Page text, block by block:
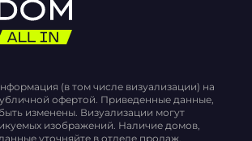
(в том числе визуализации) на
офертой. Приведенные данные,
изменены. Визуализации могут
изображений. Наличие домов,
уточняйте в отделе продаж.